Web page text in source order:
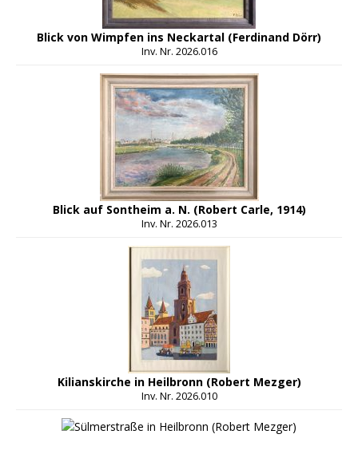
Blick von Wimpfen ins Neckartal (Ferdinand Dörr)
Inv. Nr. 2026.016
Blick auf Sontheim a. N. (Robert Carle, 1914)
Inv. Nr. 2026.013
Kilianskirche in Heilbronn (Robert Mezger)
Inv. Nr. 2026.010